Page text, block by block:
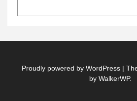
Proudly powered by WordPress |
by WalkerWP.